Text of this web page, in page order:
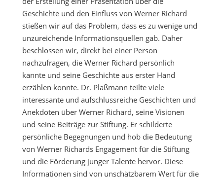
Geschichte und den Einfluss von Werner Richard
stießen wir auf das Problem, dass es zu wenige und
unzureichende Informationsquellen gab. Daher
beschlossen wir, direkt bei einer Person
nachzufragen, die Werner Richard persönlich
kannte und seine Geschichte aus erster Hand
erzählen konnte. Dr. Plaßmann teilte viele
interessante und aufschlussreiche Geschichten und
Anekdoten über Werner Richard, seine Visionen
und seine Beiträge zur Stiftung. Er schilderte
persönliche Begegnungen und hob die Bedeutung
von Werner Richards Engagement für die Stiftung
und die Förderung junger Talente hervor. Diese
Informationen sind von unschätzbarem Wert für die